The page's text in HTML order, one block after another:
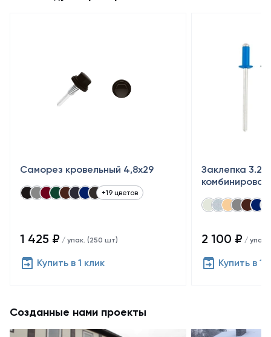
Саморез кровельный 4,8x29
+19 цветов
1 425 ₽ / упак. (250 шт)
Купить в 1 клик
Заклепка
2 100 ₽ / упак.
Купить в 1
Созданные нами проекты